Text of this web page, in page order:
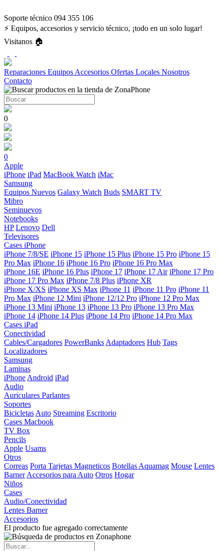
Soporte técnico 094 355 106
⚡ Equipos, accesorios y servicio técnico, ¡todo en un solo lugar!
Visitanos 🏠
Reparaciones Equipos Accesorios Ofertas Locales Nosotros
Contacto
0
0
Apple
iPhone iPad MacBook Watch iMac
Samsung
Equipos Nuevos Galaxy Watch Buds SMART TV
Mibro
Seminuevos
Notebooks
HP Lenovo Dell
Televisores
Cases iPhone
iPhone 7/8/SE iPhone 15 iPhone 15 Plus iPhone 15 Pro iPhone 15
Pro Max iPhone 16 iPhone 16 Pro iPhone 16 Pro Max
iPhone 16E iPhone 16 Plus iPhone 17 iPhone 17 Air iPhone 17 Pro
iPhone 17 Pro Max iPhone 7/8 Plus iPhone XR
iPhone X/XS iPhone XS Max iPhone 11 iPhone 11 Pro iPhone 11
Pro Max iPhone 12 Mini iPhone 12/12 Pro iPhone 12 Pro Max
iPhone 13 Mini iPhone 13 iPhone 13 Pro iPhone 13 Pro Max
iPhone 14 iPhone 14 Plus iPhone 14 Pro iPhone 14 Pro Max
Cases iPad
Conectividad
Cables/Cargadores PowerBanks Adaptadores Hub Tags
Localizadores
Samsung
Laminas
iPhone Android iPad
Audio
Auriculares Parlantes
Soportes
Bicicletas Auto Streaming Escritorio
Cases Macbook
TV Box
Pencils
Apple Usams
Otros
Correas Porta Tarjetas Magneticos Botellas Aquamag Mouse Lentes
Barner Accesorios para Auto Otros Hogar
Niños
Cases
Audio/Conectividad
Lentes Barner
Accesorios
El producto fue agregado correctamente